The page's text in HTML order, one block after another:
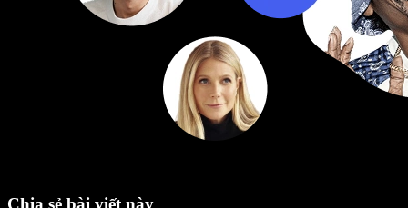
Chia sẻ bài viết này